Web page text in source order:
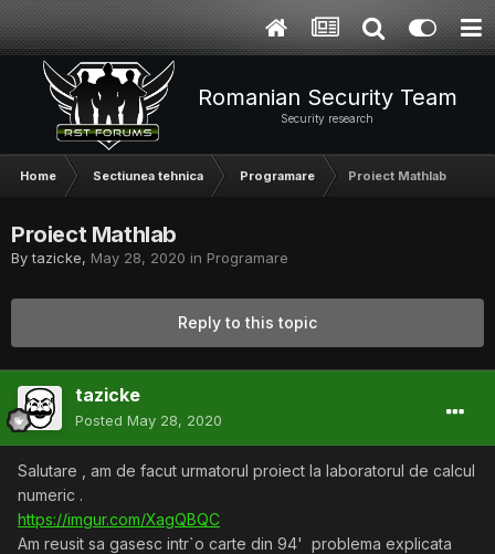
Romanian Security Team
Security research
Home Sectiunea tehnica Programare Proiect Mathlab
Proiect Mathlab
Bytazicke, May 28, 2020 in Programare
Reply to this topic
tazicke
Posted May 28, 2020
Salutare , am de facut urmatorul proiect la laboratorul de calcul
numeric .
https://imgur.com/XagQBQC
Am reusit sa gasesc intr`o carte din 94' problema explicata